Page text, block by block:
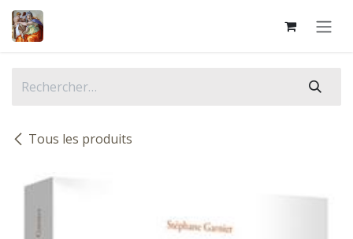
Se rendre au contenu
Tous les produits